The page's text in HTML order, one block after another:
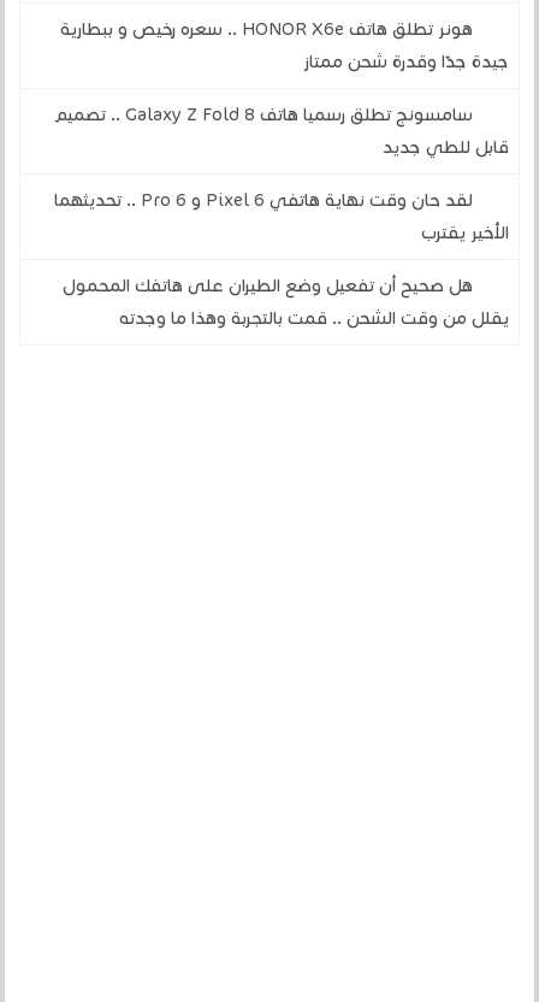
هونر تطلق هاتف HONOR X6e .. سعره رخيص و ببطارية
جيدة جدًا وقدرة شحن ممتاز
سامسونج تطلق رسميا هاتف Galaxy Z Fold 8 .. تصميم
قابل للطي جديد
لقد حان وقت نهاية هاتفي Pixel 6 و 6 Pro .. تحديثهما
الأخير يقترب
هل صحيح أن تفعيل وضع الطيران على هاتفك المحمول
يقلل من وقت الشحن .. قمت بالتجربة وهذا ما وجدته